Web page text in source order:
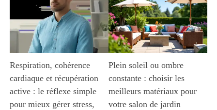
Respiration, cohérence
cardiaque et récupération
active : le réflexe simple
pour mieux gérer stress,
Plein soleil ou ombre
constante : choisir les
meilleurs matériaux pour
votre salon de jardin